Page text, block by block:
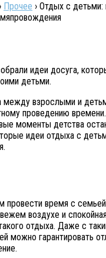
› Прочее › Отдых с детьми:
идеи досуга,
детьми.
взрослыми и
проведению
моменты детства
идеи отдыха с
провести время с семьей
воздухе и
отдыха. Даже с
можно гарантировать